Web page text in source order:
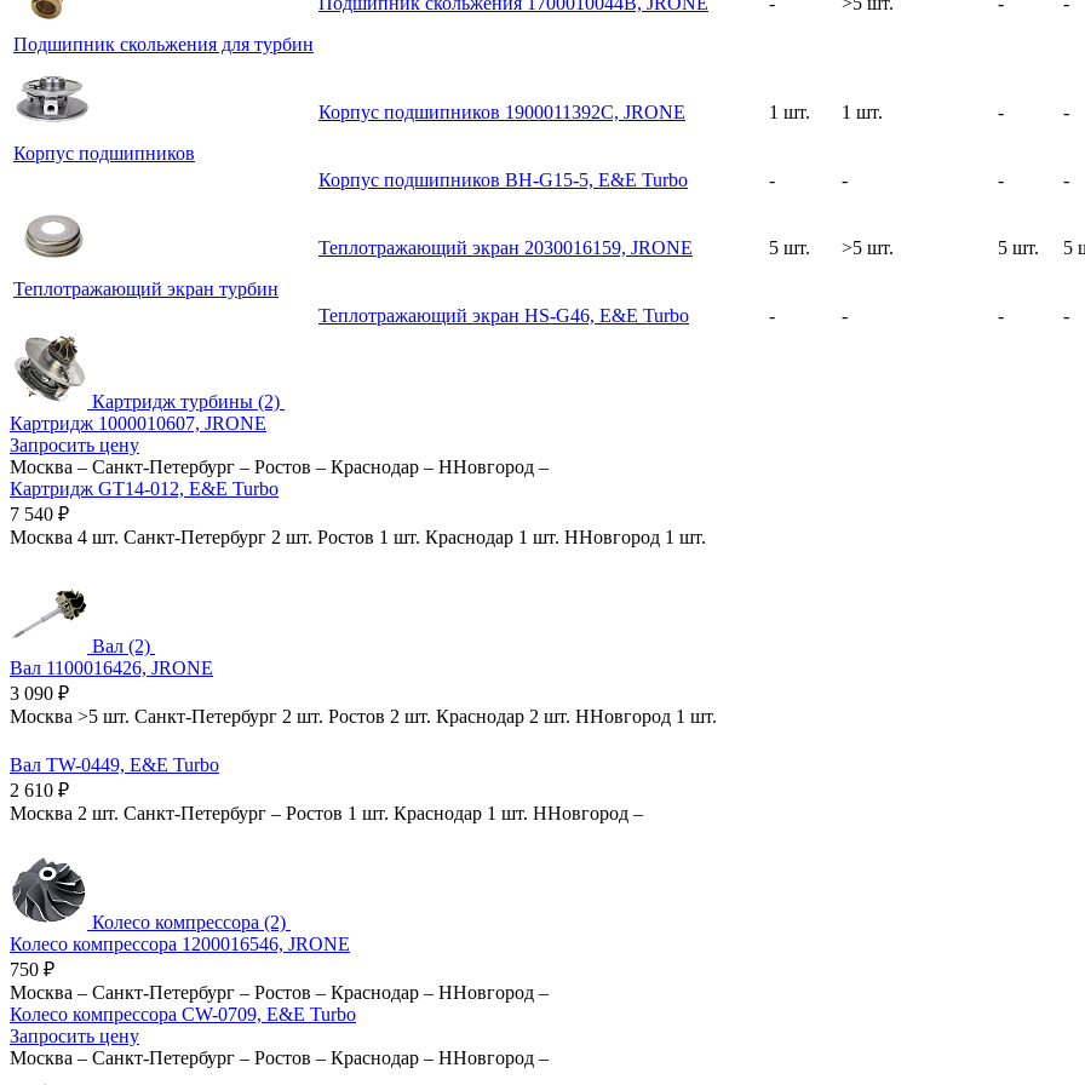
Подшипник скольжения для турбин
Корпус подшипников
Корпус подшипников 1900011392C, JRONE 1 шт. 1 шт. - -
Корпус подшипников BH-G15-5, E&E Turbo - - - -
Теплотражающий экран турбин
Теплотражающий экран 2030016159, JRONE 5 шт. >5 шт. 5 шт. 5
Теплотражающий экран HS-G46, E&E Turbo - - - -
Картридж турбины (2)
Картридж 1000010607, JRONE
Запросить цену
Москва – Санкт-Петербург – Ростов – Краснодар – ННовгород –
Картридж GT14-012, E&E Turbo
7 540 ₽
Москва 4 шт. Санкт-Петербург 2 шт. Ростов 1 шт. Краснодар 1 шт. ННовгород 1 шт.
Вал (2)
Вал 1100016426, JRONE
3 090 ₽
Москва >5 шт. Санкт-Петербург 2 шт. Ростов 2 шт. Краснодар 2 шт. ННовгород 1 шт.
Вал TW-0449, E&E Turbo
2 610 ₽
Москва 2 шт. Санкт-Петербург – Ростов 1 шт. Краснодар 1 шт. ННовгород –
Колесо компрессора (2)
Колесо компрессора 1200016546, JRONE
750 ₽
Москва – Санкт-Петербург – Ростов – Краснодар – ННовгород –
Колесо компрессора CW-0709, E&E Turbo
Запросить цену
Москва – Санкт-Петербург – Ростов – Краснодар – ННовгород –